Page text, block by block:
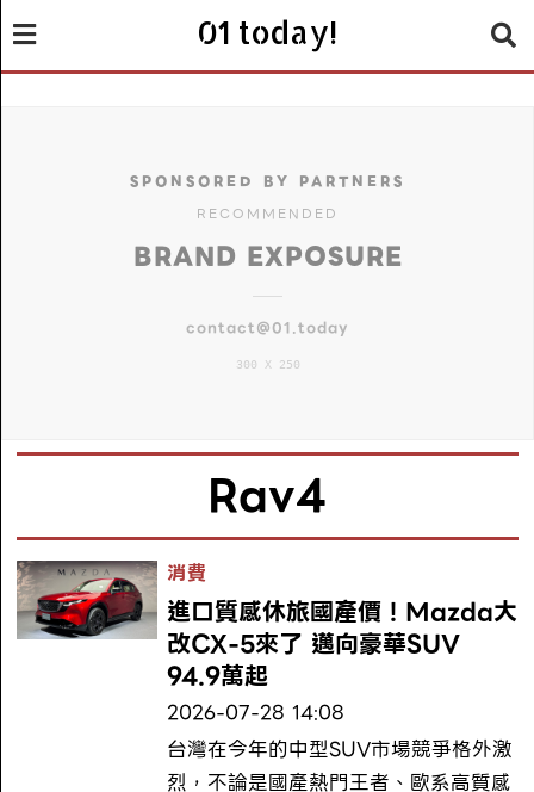
01 today!
SPONSORED BY PARTNERS
RECOMMENDED
BRAND EXPOSURE
contact@01.today
300 X 250
Rav4
消費
進口質感休旅國產價！Mazda大
改CX-5來了 邁向豪華SUV
94.9萬起
2026-07-28 14:08
台灣在今年的中型SUV市場競爭格外激
烈，不論是國產熱門王者、歐系高質感